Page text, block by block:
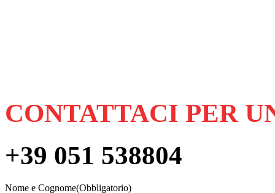
CONTATTACI PER
+39 051 538804
Nome e Cognome(Obbligatorio)